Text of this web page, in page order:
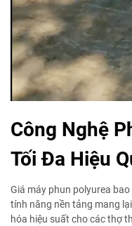
Công Nghệ
Tối Đa Hiệu
Giá máy phun polyurea
tính năng nền tảng mang
hóa hiệu suất cho các thợ